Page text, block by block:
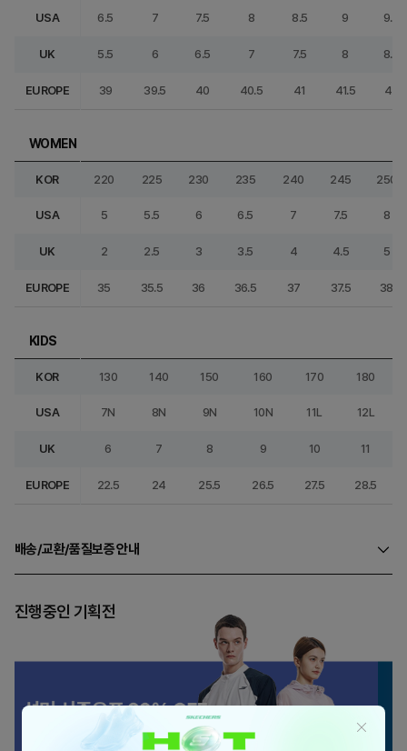
USA 6.5 7 7.5 8 8.5 9 9.5
UK 5.5 6 6.5 7 7.5 8 8.5
EUROPE 39 39.5 40 40.5 41 41.5 42
WOMEN
KOR 220 225 230 235 240 245 250
USA 5 5.5 6 6.5 7 7.5 8
UK 2 2.5 3 3.5 4 4.5 5
EUROPE 35 35.5 36 36.5 37 37.5 38
KIDS
KOR 130 140 150 160 170 180
USA 7N 8N 9N 10N 11L 12L
UK 6 7 8 9 10 11
EUROPE 22.5 24 25.5 26.5 27.5 28.5
배송/교환/품질보증 안내
진행중인 기획전